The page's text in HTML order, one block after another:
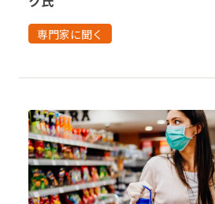
専門家に聞く